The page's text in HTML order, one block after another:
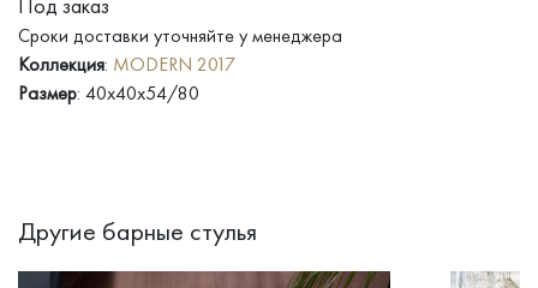
Сроки доставки уточняйте у менеджера
Коллекция: MODERN 2017
Размер: 40x40x54/80
Другие барные стулья